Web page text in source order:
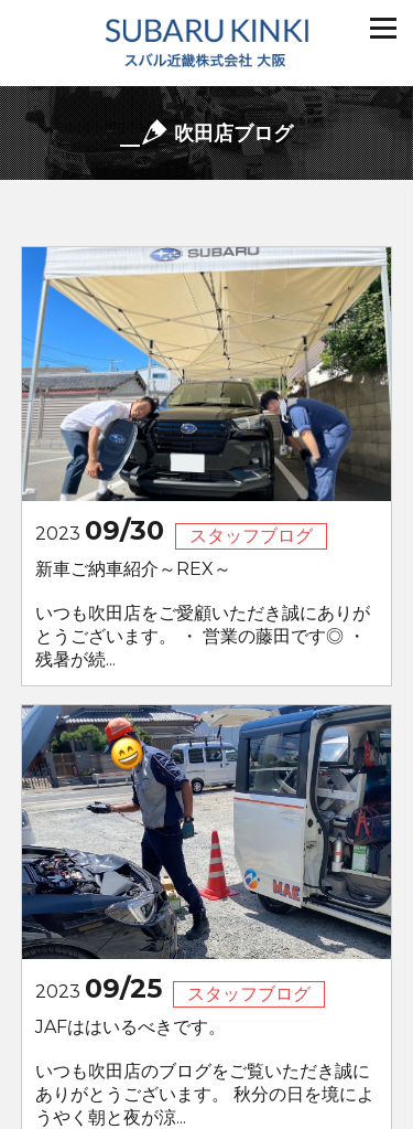
吹田店ブログ
2023 09/30
スタッフブログ
新車ご納車紹介～REX～
いつも吹田店をご愛顧いただき誠にありが
とうございます。 ・ 営業の藤田です◎ ・
残暑が続...
2023 09/25
スタッフブログ
JAFははいるべきです。
いつも吹田店のブログをご覧いただき誠に
ありがとうございます。 秋分の日を境によ
うやく朝と夜が涼...